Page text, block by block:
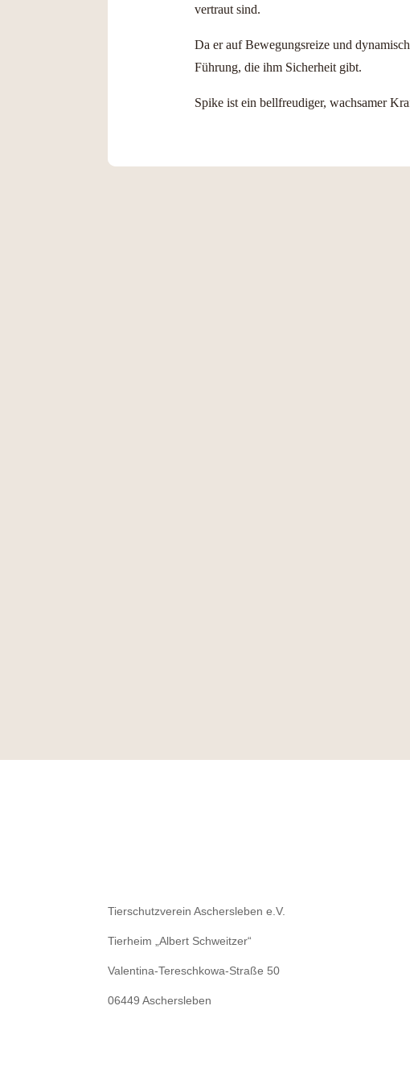
vertraut sind.
Da er auf Bewegungsreize und
Führung, die ihm Sicherheit gibt.
Spike ist ein bellfreudiger, wachsamer
Tierschutzverein Aschersleben e.V.
Tierheim „Albert Schweitzer“
Valentina-Tereschkowa-Straße 50
06449 Aschersleben